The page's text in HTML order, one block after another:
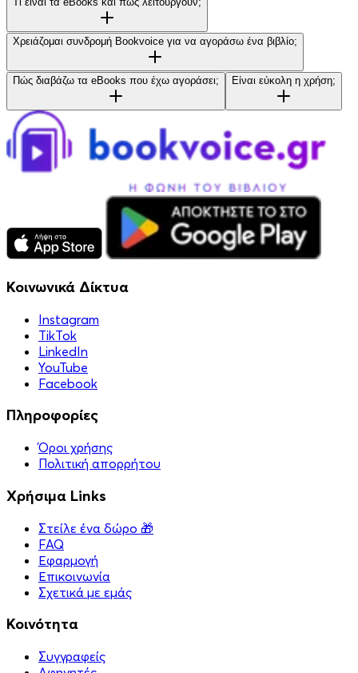
Χρειάζομαι συνδρομή Bookvoice για να αγοράσω ένα βιβλίο;
Πώς διαβάζω τα eBooks που έχω αγοράσει; Είναι εύκολη η χρήση;
Κοινωνικά Δίκτυα
Instagram
TikTok
LinkedIn
YouTube
Facebook
Πληροφορίες
Όροι χρήσης
Πολιτική απορρήτου
Χρήσιμα Links
Στείλε ένα δώρο 🎁
FAQ
Εφαρμογή
Επικοινωνία
Σχετικά με εμάς
Κοινότητα
Συγγραφείς